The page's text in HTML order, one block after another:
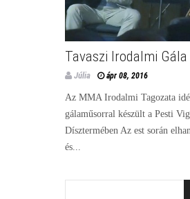
Tavaszi Irodalmi Gála
Júlia ápr 08, 2016
Az MMA Irodalmi Tagozata
gálaműsorral készült a Pesti
Dísztermében Az est során
és...